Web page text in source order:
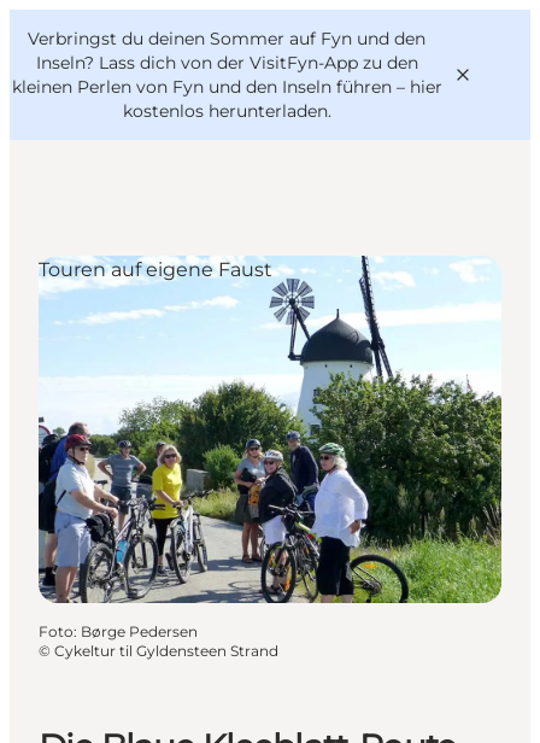
Verbringst du deinen Sommer auf Fyn und den
Inseln? Lass dich von der VisitFyn-App zu den
kleinen Perlen von Fyn und den Inseln führen – hier
kostenlos herunterladen.
Reise Ideen
Outdoor & bike
Essen & trinken
VisitFyn
Deutsch
Touren auf eigene Faust
Foto: Børge Pedersen
© Cykeltur til Gyldensteen Strand